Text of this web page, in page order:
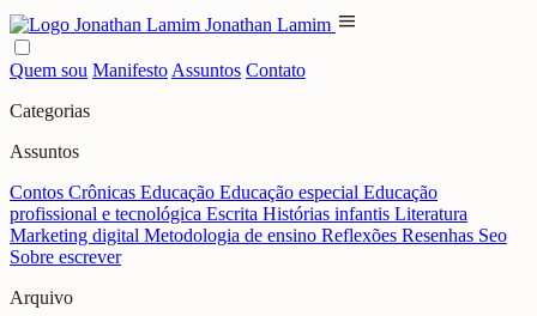
Jonathan Lamim menu
Quem sou Manifesto Assuntos Contato
Categorias
Assuntos
Contos Crônicas Educação Educação especial Educação
profissional e tecnológica Escrita Histórias infantis Literatura
Marketing digital Metodologia de ensino Reflexões Resenhas Seo
Sobre escrever
Arquivo